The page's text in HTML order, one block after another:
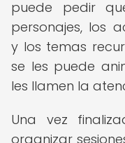
puede pedir
personajes, los
y los temas
se les puede
les llamen la
Una vez
organizar